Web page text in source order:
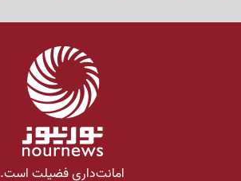
امانت‌داری فضیلت است.